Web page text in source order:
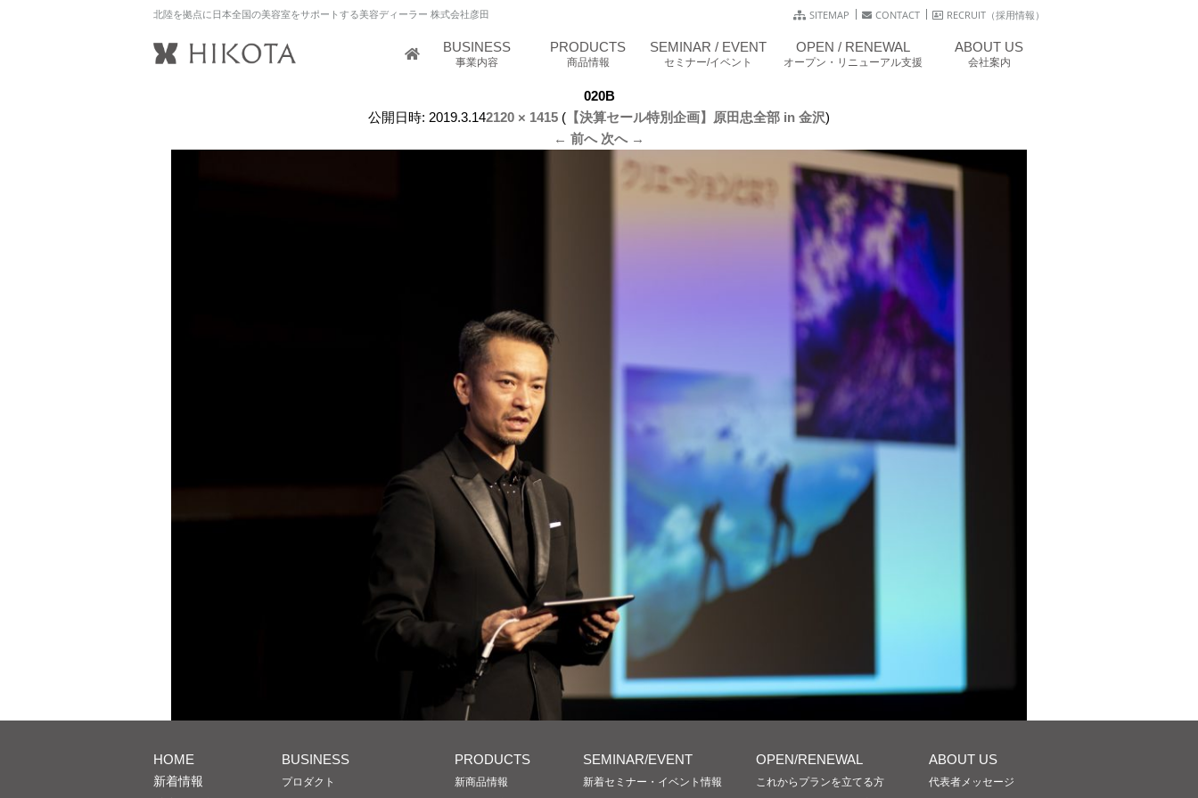
北陸を拠点に日本全国の美容室をサポートする美容ディーラー 株式会社彦田 SITEMAP CONTACT RECRUIT（採用情報）
BUSINESS
事業内容
PRODUCTS
商品情報
SEMINAR / EVENT
セミナー/イベント
OPEN / RENEWAL
オープン・リニューアル支援
ABOUT US
会社案内
020B
公開日時: 2019.3.142120 × 1415 ( 【決算セール特別企画】原田忠全部 in 金沢)
← 前へ 次へ →
HOME
新着情報
BUSINESS
プロダクト
PRODUCTS
新商品情報
SEMINAR/EVENT
新着セミナー・イベント情報
OPEN/RENEWAL
これからプランを立てる方
ABOUT US
代表者メッセージ